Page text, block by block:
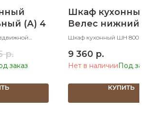
(А) 4
р.
Шкаф кухонный
Велес нижний
мм
Шкаф кухонный ШН 800
9 360 р.
Нет в наличии
КУПИТЬ